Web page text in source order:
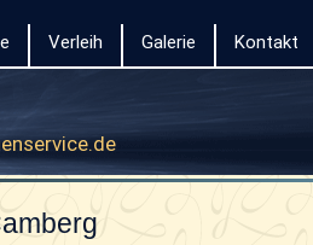
Verleih Galerie Kontakt